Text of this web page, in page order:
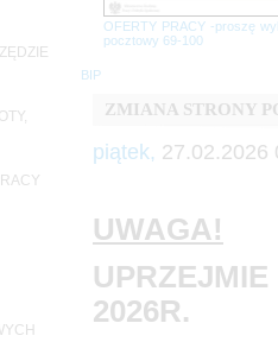
OFERTY PRACY -proszę
pocztowy 69-100
BIP
ZMIANA STRONY
piątek, 27.02.2026
UWAGA!
2026R.